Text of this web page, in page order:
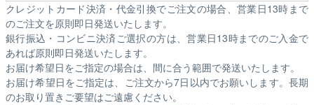
クレジットカード決済・代金引換でご注文の場合、営業日13時まで
のご注文を原則即日発送いたします。
銀行振込・コンビニ決済ご選択の方は、営業日13時までのご入金で
あれば原則即日発送いたします。
お届け希望日をご指定の場合は、間に合う範囲で発送いたします。
お届け希望日をご指定は、ご注文から7日以内でお願いします。長期
のお取り置きご要望はご遠慮ください。